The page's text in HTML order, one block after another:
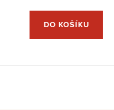
DO KOŠÍKU